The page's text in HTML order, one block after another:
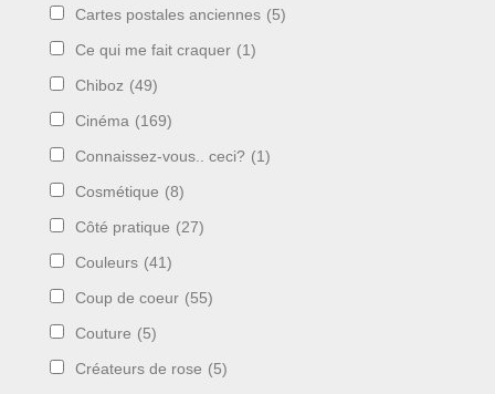
Cartes postales anciennes (5)
Ce qui me fait craquer (1)
Chiboz (49)
Cinéma (169)
Connaissez-vous.. ceci? (1)
Cosmétique (8)
Côté pratique (27)
Couleurs (41)
Coup de coeur (55)
Couture (5)
Créateurs de rose (5)